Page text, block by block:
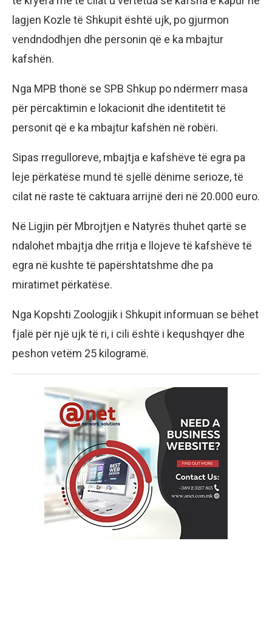
lagjen Kozle të Shkupit është ujk, po gjurmon
vendndodhjen dhe personin që e ka mbajtur
kafshën.
Nga MPB thonë se SPB Shkup po ndërmerr masa
për përcaktimin e lokacionit dhe identitetit të
personit që e ka mbajtur kafshën në robëri.
​Sipas rregulloreve, mbajtja e kafshëve të egra pa
leje përkatëse mund të sjellë dënime serioze, të
cilat në raste të caktuara arrijnë deri në 20.000 euro.
​Në Ligjin për Mbrojtjen e Natyrës thuhet qartë se
ndalohet mbajtja dhe rritja e llojeve të kafshëve të
egra në kushte të papërshtatshme dhe pa
miratimet përkatëse.
​Nga Kopshti Zoologjik i Shkupit informuan se bëhet
fjalë për një ujk të ri, i cili është i kequshqyer dhe
peshon vetëm 25 kilogramë.